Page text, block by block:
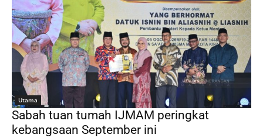
Utama
Sabah tuan tumah IJMAM peringkat
kebangsaan September ini